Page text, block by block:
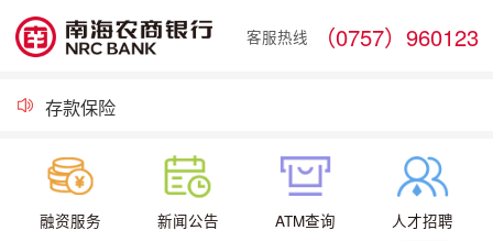
客服热线 （0757）960123
焕新而至，智享美好！南海农商银行罗村罗东支行全新升级，遇见轻盈金融新体验
存款保险
关于启用新版《信息采集、使用及报送授权书》的公告
融资服务 新闻公告 ATM查询 人才招聘